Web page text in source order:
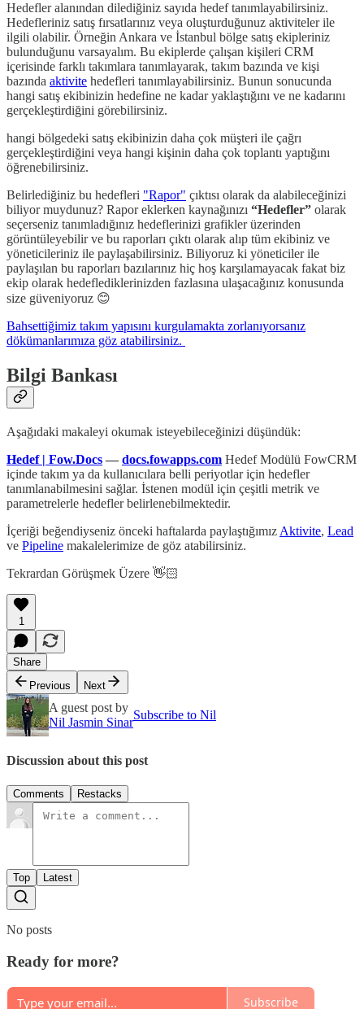
Hedefler alanından dilediğiniz sayıda hedef tanımlayabilirsiniz.
Hedefleriniz satış fırsatlarınız veya oluşturduğunuz aktiviteler ile
ilgili olabilir. Örneğin Ankara ve İstanbul bölge satış ekipleriniz
bulunduğunu varsayalım. Bu ekiplerde çalışan kişileri CRM
içerisinde farklı takımlara tanımlayarak, takım bazında ve kişi
bazında aktivite hedefleri tanımlayabilirsiniz. Bunun sonucunda
hangi satış ekibinizin hedefine ne kadar yaklaştığını ve ne kadarını
gerçekleştirdiğini görebilirsiniz.
hangi bölgedeki satış ekibinizin daha çok müşteri ile çağrı
gerçekleştirdiğini veya hangi kişinin daha çok toplantı yaptığını
öğrenebilirsiniz.
Belirlediğiniz bu hedefleri "Rapor" çıktısı olarak da alabileceğinizi
biliyor muydunuz? Rapor eklerken kaynağınızı “Hedefler” olarak
seçerseniz tanımladığınız hedeflerinizi grafikler üzerinden
görüntüleyebilir ve bu raporları çıktı olarak alıp tüm ekibiniz ve
yöneticileriniz ile paylaşabilirsiniz. Biliyoruz ki yöneticiler ile
paylaşılan bu raporları bazılarınız hiç hoş karşılamayacak fakat biz
ekip olarak hedeflediklerinizden fazlasına ulaşacağınız konusunda
size güveniyoruz 😊
Bahsettiğimiz takım yapısını kurgulamakta zorlanıyorsanız
dökümanlarımıza göz atabilirsiniz.
Bilgi Bankası
Aşağıdaki makaleyi okumak isteyebileceğinizi düşündük:
Hedef | Fow.Docs — docs.fowapps.com Hedef Modülü FowCRM
içinde takım ya da kullanıcılara belli periyotlar için hedefler
tanımlanabilmesini sağlar. İstenen modül için çeşitli metrik ve
parametrelerle hedefler belirlenebilmektedir.
İçeriği beğendiyseniz önceki haftalarda paylaştığımız Aktivite, Lead
ve Pipeline makalelerimize de göz atabilirsiniz.
Tekrardan Görüşmek Üzere 👋🏻
1
Share
Previous
Next
A guest post by
Nil Jasmin Sinar
Subscribe to Nil
Discussion about this post
Comments Restacks
Top Latest
No posts
Ready for more?
Subscribe